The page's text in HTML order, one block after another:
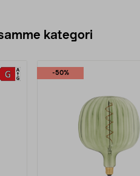
kategori
-50%